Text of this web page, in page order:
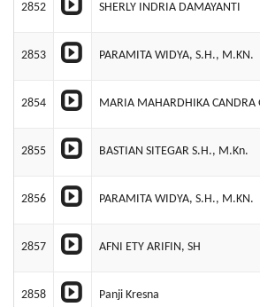
2852 SHERLY INDRIA DAMAYANTI
2853 PARAMITA WIDYA, S.H., M.KN.
2854 MARIA MAHARDHIKA CANDRA
2855 BASTIAN SITEGAR S.H., M.Kn.
2856 PARAMITA WIDYA, S.H., M.KN.
2857 AFNI ETY ARIFIN, SH
2858 Panji Kresna